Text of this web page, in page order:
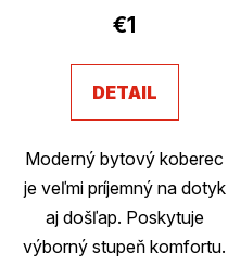
€1
DETAIL
Moderný bytový koberec
je veľmi príjemný na dotyk
aj došľap. Poskytuje
výborný stupeň komfortu.